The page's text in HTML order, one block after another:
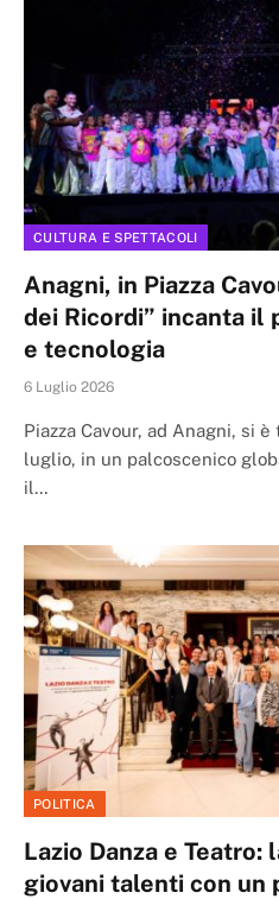
CULTURA E SPETTACOLI
Anagni, in Piazza
dei Ricordi” incanta il
e tecnologia
6 Luglio 2026
Piazza Cavour, ad Anagni, si
luglio, in un palcoscenico
il…
POLITICA
Lazio Danza e Teatro:
giovani talenti con un